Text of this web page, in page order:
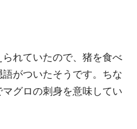
れていたので、猪を食べ
がついたそうです。ちな
グロの刺身を意味してい